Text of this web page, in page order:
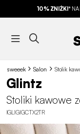
10% ZNIŻKI*NA
sweeek Salon Stolik
Glintz
Stoliki kawowe
IGLIGIGCTX2TR